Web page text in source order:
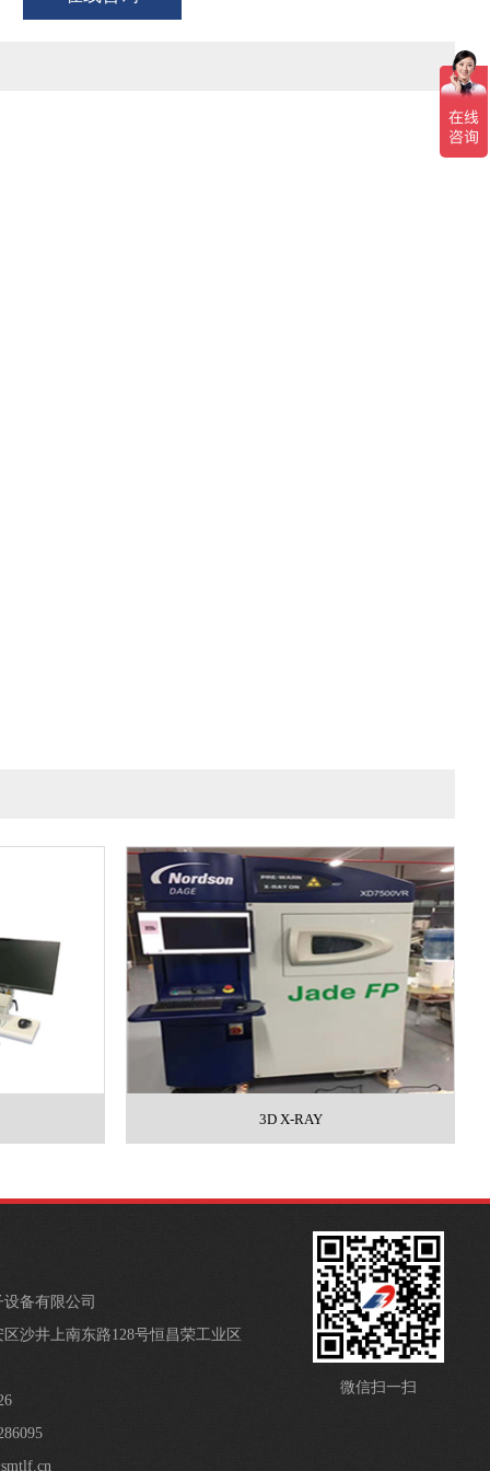
3D X-RAY
备有限公司
沙井上南东路128号恒昌荣工业区
微信扫一扫